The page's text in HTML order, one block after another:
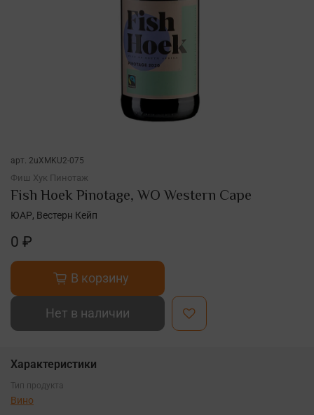
арт. 2uXMKU2-075
Фиш Хук Пинотаж
Fish Hoek Pinotage, WO Western Cape
0 ₽
В корзину
Нет в наличии
ЮАР, Вестерн Кейп
Характеристики
Тип продукта
Вино